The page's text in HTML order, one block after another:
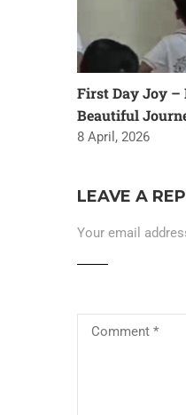
First Day Joy –
Beautiful
8 April, 2026
LEAVE A
Your email